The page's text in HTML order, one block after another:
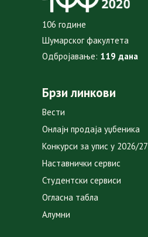
106 године
Шумарског факултета
Одбројавање: 119 дана
Брзи линкови
Вести
Онлајн продаја уџбеника
Конкурси за упис у 2026/27
Наставнички сервис
Студентски сервиси
Огласна табла
Алумни